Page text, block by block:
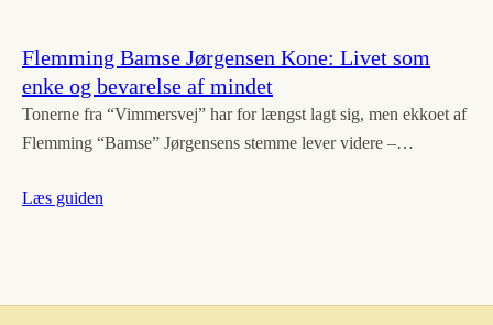
Flemming Bamse Jørgensen Kone: Livet som
enke og bevarelse af mindet
Tonerne fra “Vimmersvej” har for længst lagt sig, men ekkoet af
Flemming “Bamse” Jørgensens stemme lever videre –…
Læs guiden